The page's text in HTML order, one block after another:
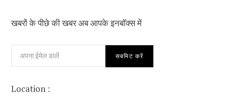
खबरों के पीछे की खबर अब आपके इनबॉक्‍स में
सबमिट करें
Location :